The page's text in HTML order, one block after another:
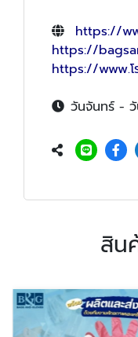
https://
https://
https://www.
วันจันทร์ -
สิน